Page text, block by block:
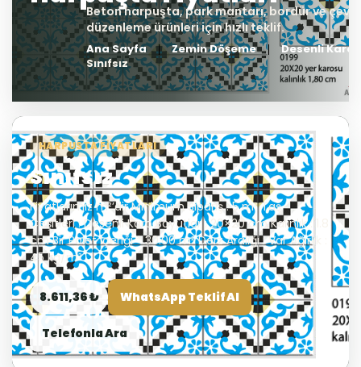
Ana Sayfa Zemin Döşeme
Desenli Karo
Sınıfsız
HARPUSTA FIYATLARI
Sınıfsız
Fiyatlarımız m²’dir Minimum Sipariş : 5 m² Taş
Çeşitleri : Desenli Karo Boyutlar : 20×20 cm Kalınlık : 1.8
cm Bir Palet İçeriği * 30.00 m² Derz Aralığı : Var Ağırlık :
45 kg/m²
8.611,36 ₺ WhatsApp Teklif Al
Telefonla Ara